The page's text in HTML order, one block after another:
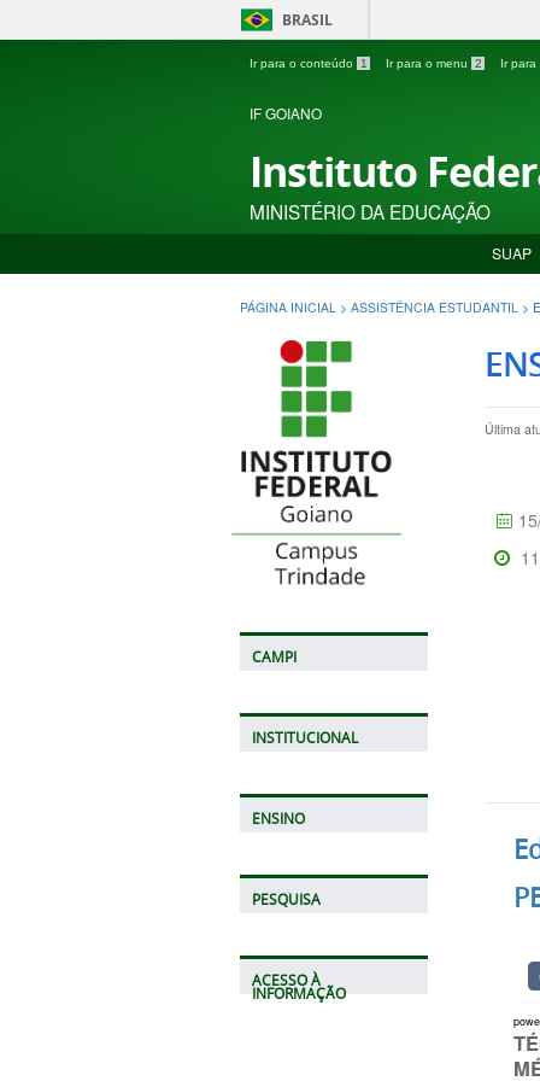
BRASIL
Ir para o conteúdo 1 Ir para o menu 2 Ir para
IF GOIANO
Instituto
MINISTÉRIO DA EDUCAÇÃO
SUAP
PÁGINA INICIAL > ASSISTÊNCIA ESTUDANTIL >
CAMPI
INSTITUCIONAL
ENSINO
PESQUISA
ACESSO À
INFORMAÇÃO
Última